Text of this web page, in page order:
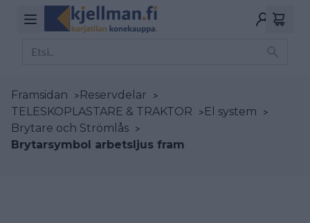
Framsidan >Reservdelar >
TELESKOPLASTARE & TRAKTOR >El system >
Brytare och Strömlås >
Brytarsymbol arbetsljus fram